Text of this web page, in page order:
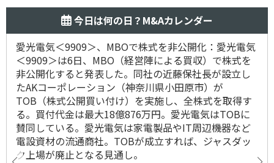
今日は何の日？M&Aカレンダー
愛光電気＜9909＞、MBOで株式を非公開化：愛光電気
＜9909＞は6日、MBO（経営陣による買収）で株式を
非公開化すると発表した。同社の近藤保社長が設立し
たAKコーポレーション（神奈川県小田原市）が
TOB（株式公開買い付け）を実施し、全株式を取得す
る。買付代金は最大18億876万円。愛光電気はTOBに
賛同している。愛光電気は家電製品やIT周辺機器など
電設資材の流通商社。TOBが成立すれば、ジャスダッ
ク上場が廃止となる見通し。